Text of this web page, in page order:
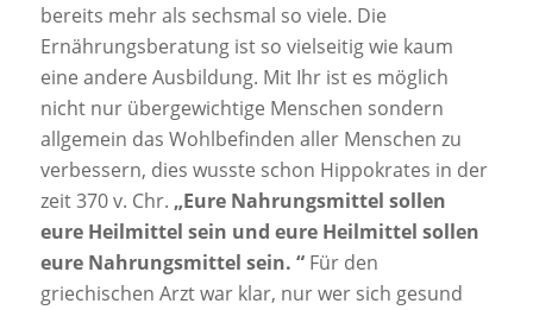
bereits mehr als sechsmal so viele. Die
Ernährungsberatung ist so vielseitig wie kaum
eine andere Ausbildung. Mit Ihr ist es möglich
nicht nur übergewichtige Menschen sondern
allgemein das Wohlbefinden aller Menschen zu
verbessern, dies wusste schon Hippokrates in der
zeit 370 v. Chr. „Eure Nahrungsmittel sollen
eure Heilmittel sein und eure Heilmittel sollen
eure Nahrungsmittel sein. “Für den
griechischen Arzt war klar, nur wer sich gesund